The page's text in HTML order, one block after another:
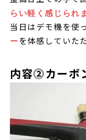
らい軽く感じられ
当日はデモ機を使っ
ーを体感していた
内容⓶カーボ